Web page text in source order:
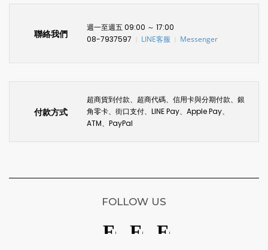
聯絡我們
週一至週五 09:00 ～ 17:00
08-7937597
LINE客服 Messenger
付款方式
超商貨到付款、超商代碼、信用卡與分期付款、銀
角零卡、街口支付、LINE Pay、Apple Pay、
ATM、PayPal
FOLLOW US